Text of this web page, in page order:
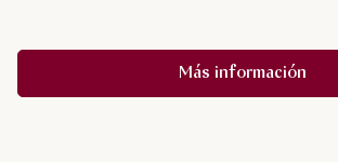
Más información